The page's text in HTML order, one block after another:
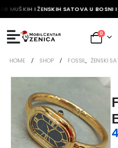
MUŠKIH I ŽENSKIH SATOVA U BOSNI
0
HOME SHOP FOSSIL, ŽENSKI